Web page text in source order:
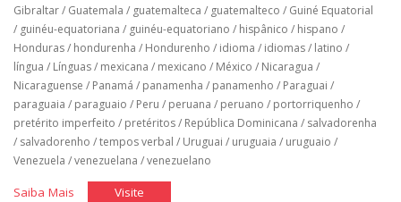
Gibraltar/ Guatemala / guatemalteca / guatemalteco / Guiné Equatorial
/ guinéu-equatoriana / guinéu-equatoriano / hispânico / hispano /
Honduras/ hondurenha / Hondurenho / idioma / idiomas/ latino /
língua / Línguas/ mexicana / mexicano / México / Nicaragua /
Nicaraguense / Panamá / panamenha / panamenho / Paraguai /
paraguaia / paraguaio / Peru / peruana / peruano / portorriquenho /
pretérito imperfeito / pretéritos/ República Dominicana / salvadorenha
/ salvadorenho /tempos verbal / Uruguai / uruguaia / uruguaio /
Venezuela /venezuelana /venezuelano
Saiba Mais"EspanholVisite"Espanhol